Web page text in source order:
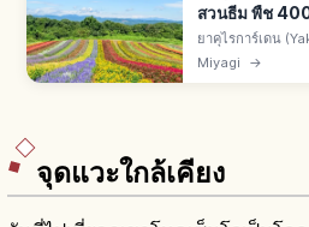
สวนธีม พืช
ยาคุไรการ์เดน
ยาคุไรซังคามิ จ.มิ
เท่าโตเกียวโดม)
Miyagi →
จุดแวะใกล้เคียง